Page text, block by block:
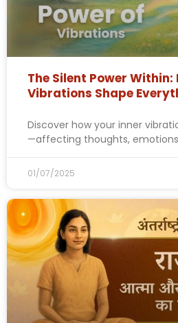
The Silent Power Within:
Vibrations Shape
Discover how your inner
—affecting thoughts,
01/07/2025